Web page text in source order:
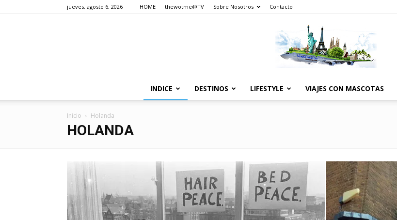
jueves, agosto 6, 2026 HOME thewotme@TV Sobre Nosotros Contacto
The
World
INDICE DESTINOS LIFESTYLE VIAJES CON MASCOTAS
Inicio Holanda
HOLANDA